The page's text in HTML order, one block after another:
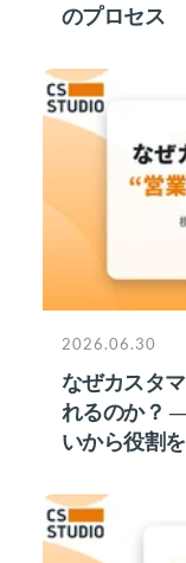
のプロセス
2026.06.30
なぜカスタ
れるのか？
いから役割